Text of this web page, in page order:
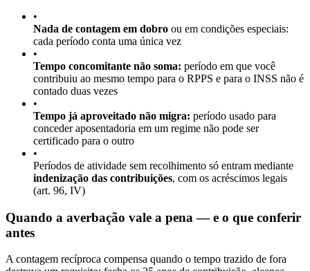
•
Nada de contagem em dobro ou em condições especiais:
cada período conta uma única vez
•
Tempo concomitante não soma: período em que você
contribuiu ao mesmo tempo para o RPPS e para o INSS não é
contado duas vezes
•
Tempo já aproveitado não migra: período usado para
conceder aposentadoria em um regime não pode ser
certificado para o outro
•
Períodos de atividade sem recolhimento só entram mediante
indenização das contribuições, com os acréscimos legais
(art. 96, IV)
Quando a averbação vale a pena — e o que conferir
antes
A contagem recíproca compensa quando o tempo trazido de fora